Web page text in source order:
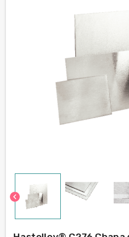
chevron_left